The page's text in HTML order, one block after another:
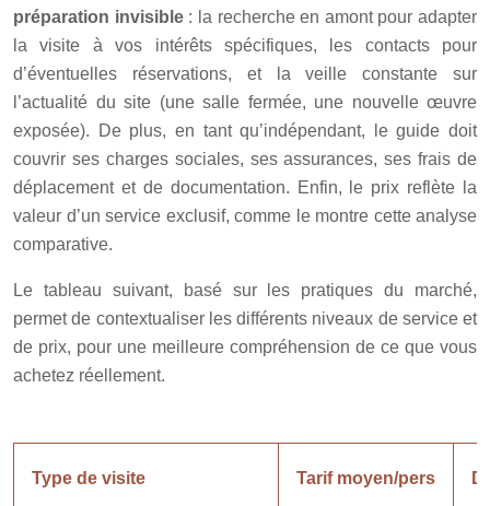
préparation invisible: la recherche en amont pour adapter
la visite à vos intérêts spécifiques, les contacts pour
d’éventuelles réservations, et la veille constante sur
l’actualité du site (une salle fermée, une nouvelle œuvre
exposée). De plus, en tant qu’indépendant, le guide doit
couvrir ses charges sociales, ses assurances, ses frais de
déplacement et de documentation. Enfin, le prix reflète la
valeur d’un service exclusif, comme le montre cette analyse
comparative.
Le tableau suivant, basé sur les pratiques du marché,
permet de contextualiser les différents niveaux de service et
de prix, pour une meilleure compréhension de ce que vous
achetez réellement.
Type de visite Tarif moyen/pers